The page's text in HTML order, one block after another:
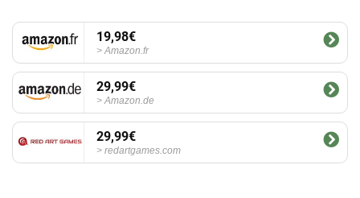
19,98€
Amazon.fr
29,99€
Amazon.de
29,99€
redartgames.com